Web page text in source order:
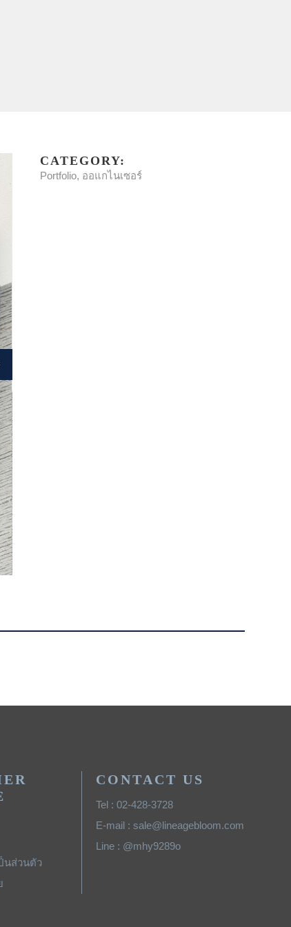
CATEGORY:
Portfolio, ออแกไนเซอร์
นส่วนตัว
CONTACT US
Tel : 02-428-3728
E-mail : sale@lineagebloom.com
Line : @mhy9289o